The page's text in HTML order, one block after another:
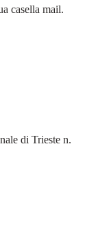
casella mail.
di Trieste n.